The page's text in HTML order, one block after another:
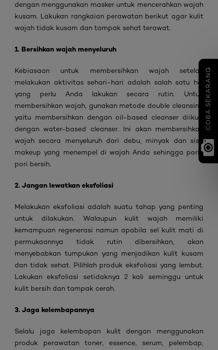
COBA SEKARANG
dengan menggunakan masker untuk mencerahkan wajah
kusam. Lakukan rangkaian perawatan berikut agar kulit
wajah tidak kusam dan tampak sehat terawat.
1. Bersihkan wajah menyeluruh
Kebiasaan untuk membersihkan wajah setelah
melakukan aktivitas sehari-hari adalah salah satu hal
yang perlu Anda lakukan secara rutin. Untuk
membersihkan wajah, gunakan metode double cleansing
yaitu membersihkan dengan oil-based cleanser diikuti
dengan water-based cleanser. Ini akan membersihkan
wajah secara menyeluruh dari debu, minyak dan sisa
makeup yang menempel di wajah Anda sehingga pori-
pori bersih.
2. Jangan lewatkan eksfoliasi
Melakukan eksfoliasi adalah suatu tahap yang penting
untuk dilakukan. Walaupun kulit wajah memiliki
kemampuan regenerasi namun apabila sel kulit mati di
permukaannya tidak rutin dibersihkan, akan
menyebabkan tumpukan yang menjadikan kulit kusam
dan tidak sehat. Pilihlah produk eksfoliasi yang lembut.
Lakukan eksfoliasi setidaknya 2 kali seminggu untuk
kulit bersih dan tampak cerah.
3. Jaga kelembapannya
Selalu jaga kelembapan kulit dengan menggunakan
produk perawatan toner, essence, serum, pelembap,